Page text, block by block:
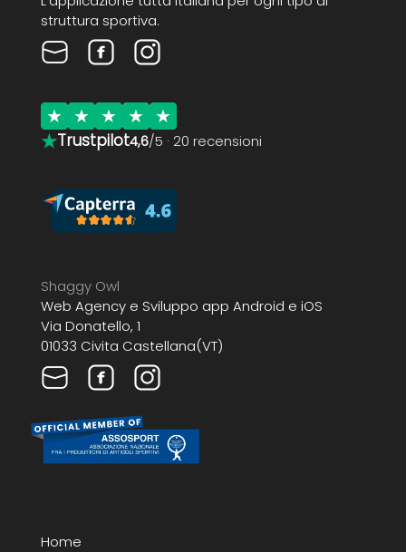
struttura sportiva.
★Trustpilot4,6/5 · 20 recensioni
Shaggy Owl
Web Agency e Sviluppo app Android e iOS
Via Donatello, 1
01033 Civita Castellana(VT)
Home